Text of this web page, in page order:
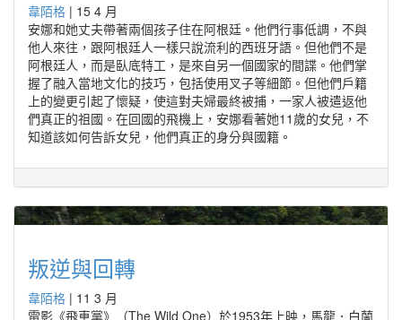
韋陌格 | 15 4 月
安娜和她丈夫帶著兩個孩子住在阿根廷。他們行事低調，不與
他人來往，跟阿根廷人一樣只說流利的西班牙語。但他們不是
阿根廷人，而是臥底特工，是來自另一個國家的間諜。他們掌
握了融入當地文化的技巧，包括使用叉子等細節。但他們戶籍
上的變更引起了懷疑，使這對夫婦最終被捕，一家人被遣返他
們真正的祖國。在回國的飛機上，安娜看著她11歲的女兒，不
知道該如何告訴女兒，他們真正的身分與國籍。
叛逆與回轉
韋陌格 | 11 3 月
電影《飛車黨》（The Wild One）於1953年上映，馬龍．白蘭